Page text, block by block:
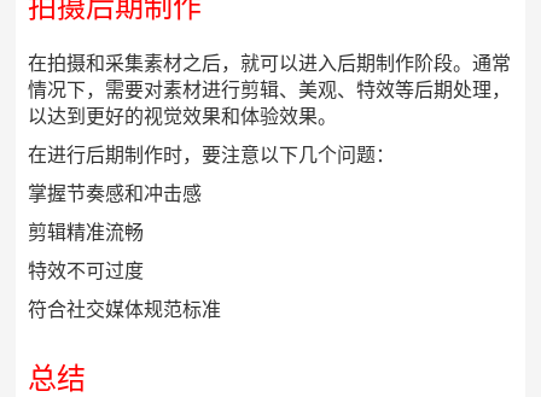
拍摄后期制作
在拍摄和采集素材之后，就可以进入后期制作阶段。通常
情况下，需要对素材进行剪辑、美观、特效等后期处理，
以达到更好的视觉效果和体验效果。
在进行后期制作时，要注意以下几个问题：
掌握节奏感和冲击感
剪辑精准流畅
特效不可过度
符合社交媒体规范标准
总结